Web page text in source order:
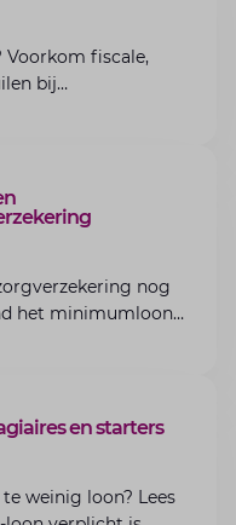
Voorkom fiscale,
bij
nog
het minimumloon
en starters
weinig loon? Lees